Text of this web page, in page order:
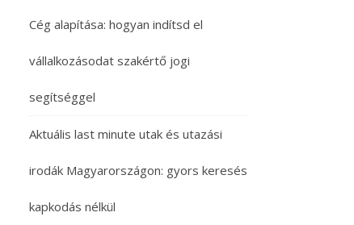
Cég alapítása: hogyan indítsd el
vállalkozásodat szakértő jogi
segítséggel
Aktuális last minute utak és utazási
irodák Magyarországon: gyors keresés
kapkodás nélkül